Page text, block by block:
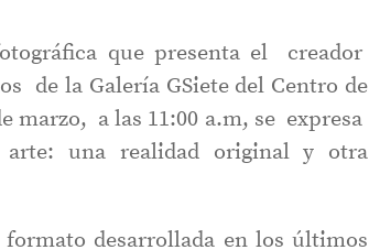
que presenta el creador
de la Galería GSiete del Centro de
marzo, a las 11:00 a.m, se expresa
una realidad original y otra
desarrollada en los últimos